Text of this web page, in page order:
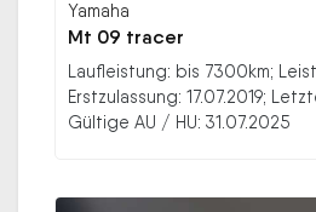
Yamaha
Mt 09 tracer
Laufleistung: bis 7300km;
Erstzulassung: 17.07.2019;
Gültige AU / HU: 31.07.2025